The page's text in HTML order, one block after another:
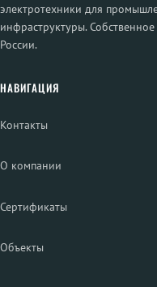
электротехники для
инфраструктуры.
России.
НАВИГАЦИЯ
Контакты
О компании
Сертификаты
Объекты